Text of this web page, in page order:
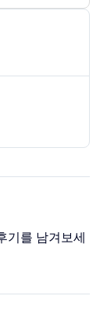
기를 남겨보세